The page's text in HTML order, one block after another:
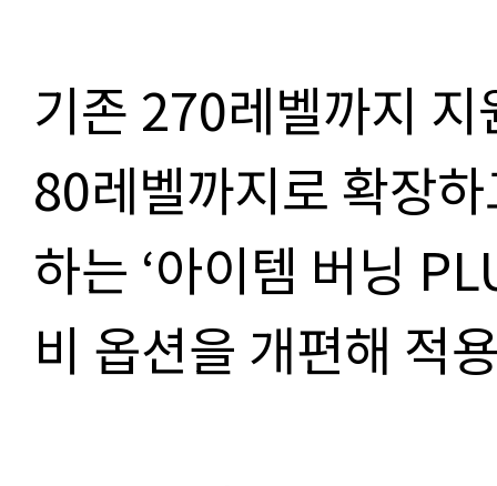
기존 270레벨까지 지
80레벨까지로 확장
하는 ‘아이템 버닝
비 옵션을 개편해 적